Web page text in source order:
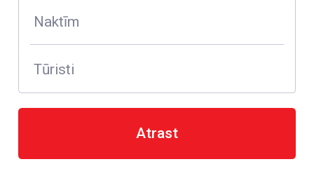
Naktīm
Tūristi
Atrast